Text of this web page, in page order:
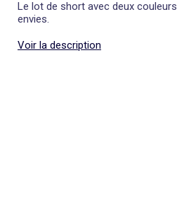
Le lot de short avec deux
envies.
Voir la description